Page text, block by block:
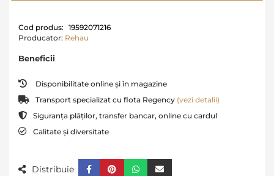
Cod produs: 19592071216
Producator: Rehau
Beneficii
Disponibilitate online și în magazine
Transport specializat cu flota Regency (vezi detalii)
Siguranța plăților, transfer bancar, online cu cardul
Calitate și diversitate
Distribuie